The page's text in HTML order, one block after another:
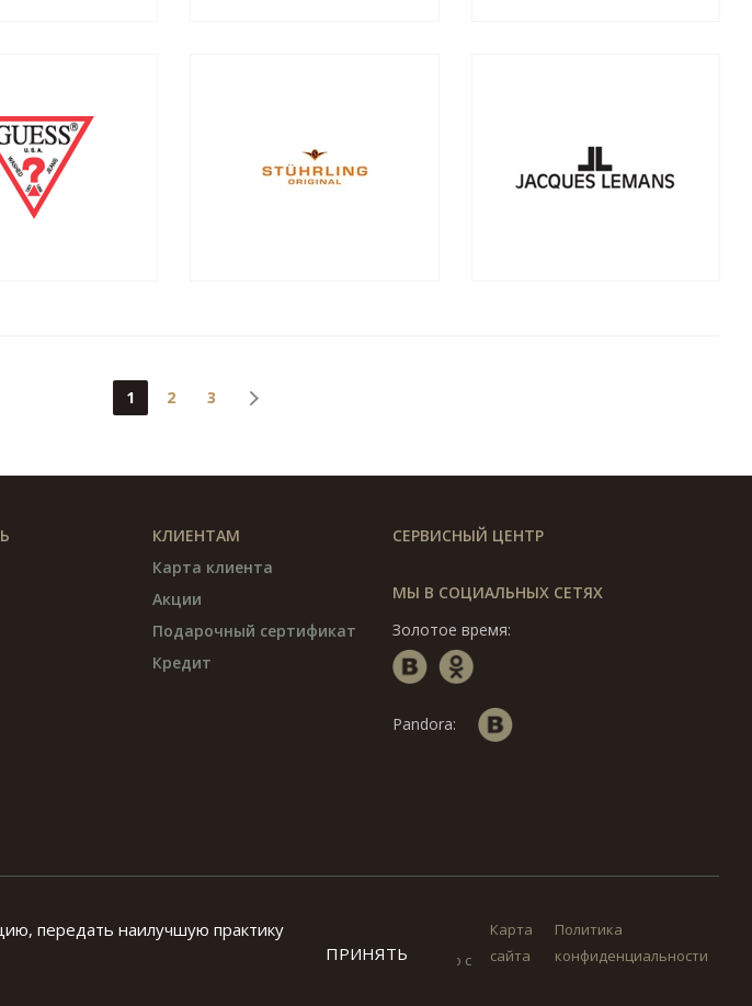
1 2 3
КЛИЕНТАМ
Карта клиента
Акции
Подарочный сертификат
Кредит
СЕРВИСНЫЙ ЦЕНТР
МЫ В СОЦИАЛЬНЫХ СЕТЯХ
Золотое время:
Pandora:
на сайте ivtime.ru охраняются в соответствии с
и иное использованиеинформации допускается только с
Карта
сайта
Политика
конфиденциальности
передать наилучшую практику
ПРИНЯТЬ